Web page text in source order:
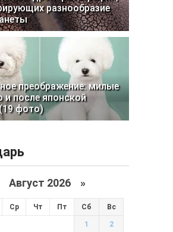
разнообразие
преображение: милые
и после японской
фото)
Август 2026 »
Ср Чт Пт Сб Вс
1 2